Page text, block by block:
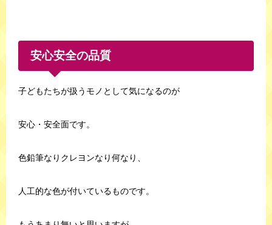
安心安全の品質
子どもたちが扱うモノとして気になるのが
安心・安全面です。
色鉛筆なりクレヨンなり何なり、
人工的な色が付いているものです。